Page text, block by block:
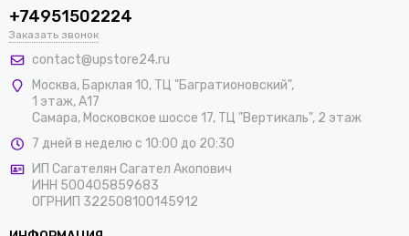
+74951502224
Заказать звонок
contact@upstore24.ru
Москва, Барклая 10, ТЦ "Багратионовский",
1 этаж, А17
Самара, Московское шоссе 17, ТЦ "Вертикаль", 2 этаж
7 дней в неделю с 10:00 до 20:30
ИП Сагателян Сагател Акопович
ИНН 500405859683
ОГРНИП 322508100145912